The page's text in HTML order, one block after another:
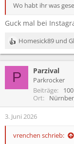
Wo habt ihr was
Guck mal bei
R
e
i
n
Homesick89 und
P Parzival
Parkrocker
Beiträge
100
Ort
3. Juni 2026
vrenchen schrieb: